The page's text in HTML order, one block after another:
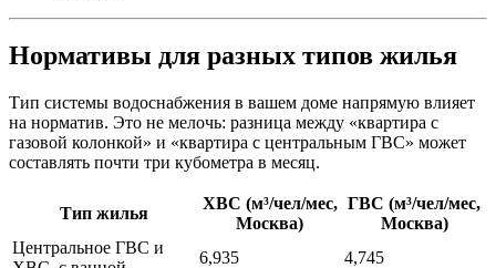
Нормативы для разных типов жилья
Тип системы водоснабжения в вашем доме напрямую влияет
на норматив. Это не мелочь: разница между «квартира с
газовой колонкой» и «квартира с центральным ГВС» может
составлять почти три кубометра в месяц.
Тип жилья
ХВС (м³/чел/мес,
Москва)
ГВС (м³/чел/мес,
Москва)
Центральное ГВС и
6,935
4,745